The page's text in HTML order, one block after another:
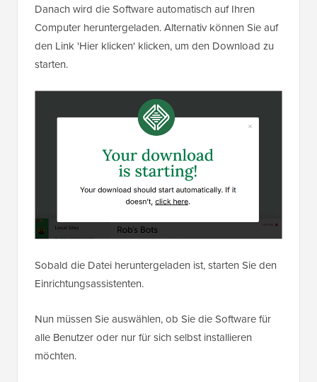
Danach wird die Software automatisch auf Ihren
Computer heruntergeladen. Alternativ können Sie auf
den Link 'Hier klicken' klicken, um den Download zu
starten.
Sobald die Datei heruntergeladen ist, starten Sie den
Einrichtungsassistenten.
Nun müssen Sie auswählen, ob Sie die Software für
alle Benutzer oder nur für sich selbst installieren
möchten.